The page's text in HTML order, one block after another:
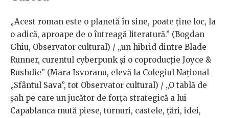
„Acest roman este o planetă în sine, poate ține loc, la
o adică, aproape de o întreagă literatură.” (Bogdan
Ghiu, Observator cultural) / „un hibrid dintre Blade
Runner, curentul cyberpunk și o coproducție Joyce &
Rushdie” (Mara Isvoranu, elevă la Colegiul Național
„Sfântul Sava”, tot Observator cultural) / „O tablă de
șah pe care un jucător de forța strategică a lui
Capablanca mută piese, turnuri, castele, țări, idei,